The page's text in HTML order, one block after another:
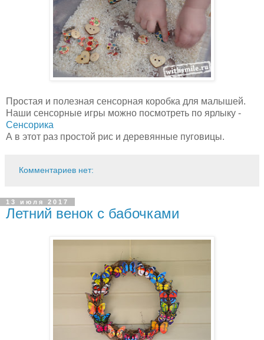
Простая и полезная сенсорная коробка для малышей.
Наши сенсорные игры можно посмотреть по ярлыку -
Сенсорика
А в этот раз простой рис и деревянные пуговицы.
Комментариев нет:
13 июля 2017
Летний венок с бабочками